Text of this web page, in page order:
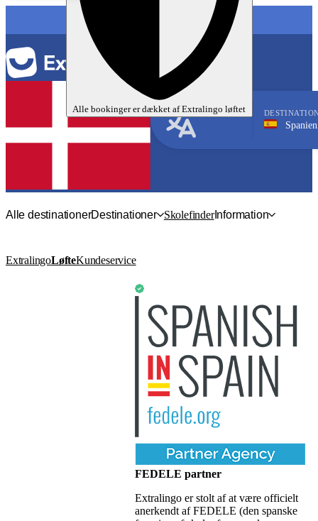
Alle bookinger er dækket afExtralingo løftet
Spanien, Prado
Alle destinationerDestinationer SkolefinderInformation
ExtralingoLøfteKundeservice
FEDELE partner
Extralingo er stolt af at være officielt
anerkendt af FEDELE (den spanske